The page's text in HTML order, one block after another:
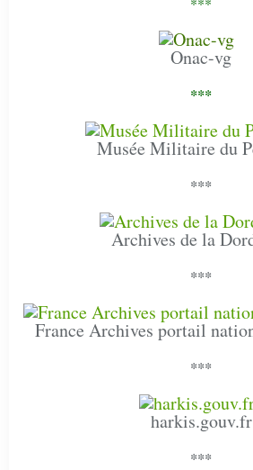
Onac-vg
***
Musée Militaire du
***
Archives de la
***
France Archives portail
***
harkis.gouv.fr
***